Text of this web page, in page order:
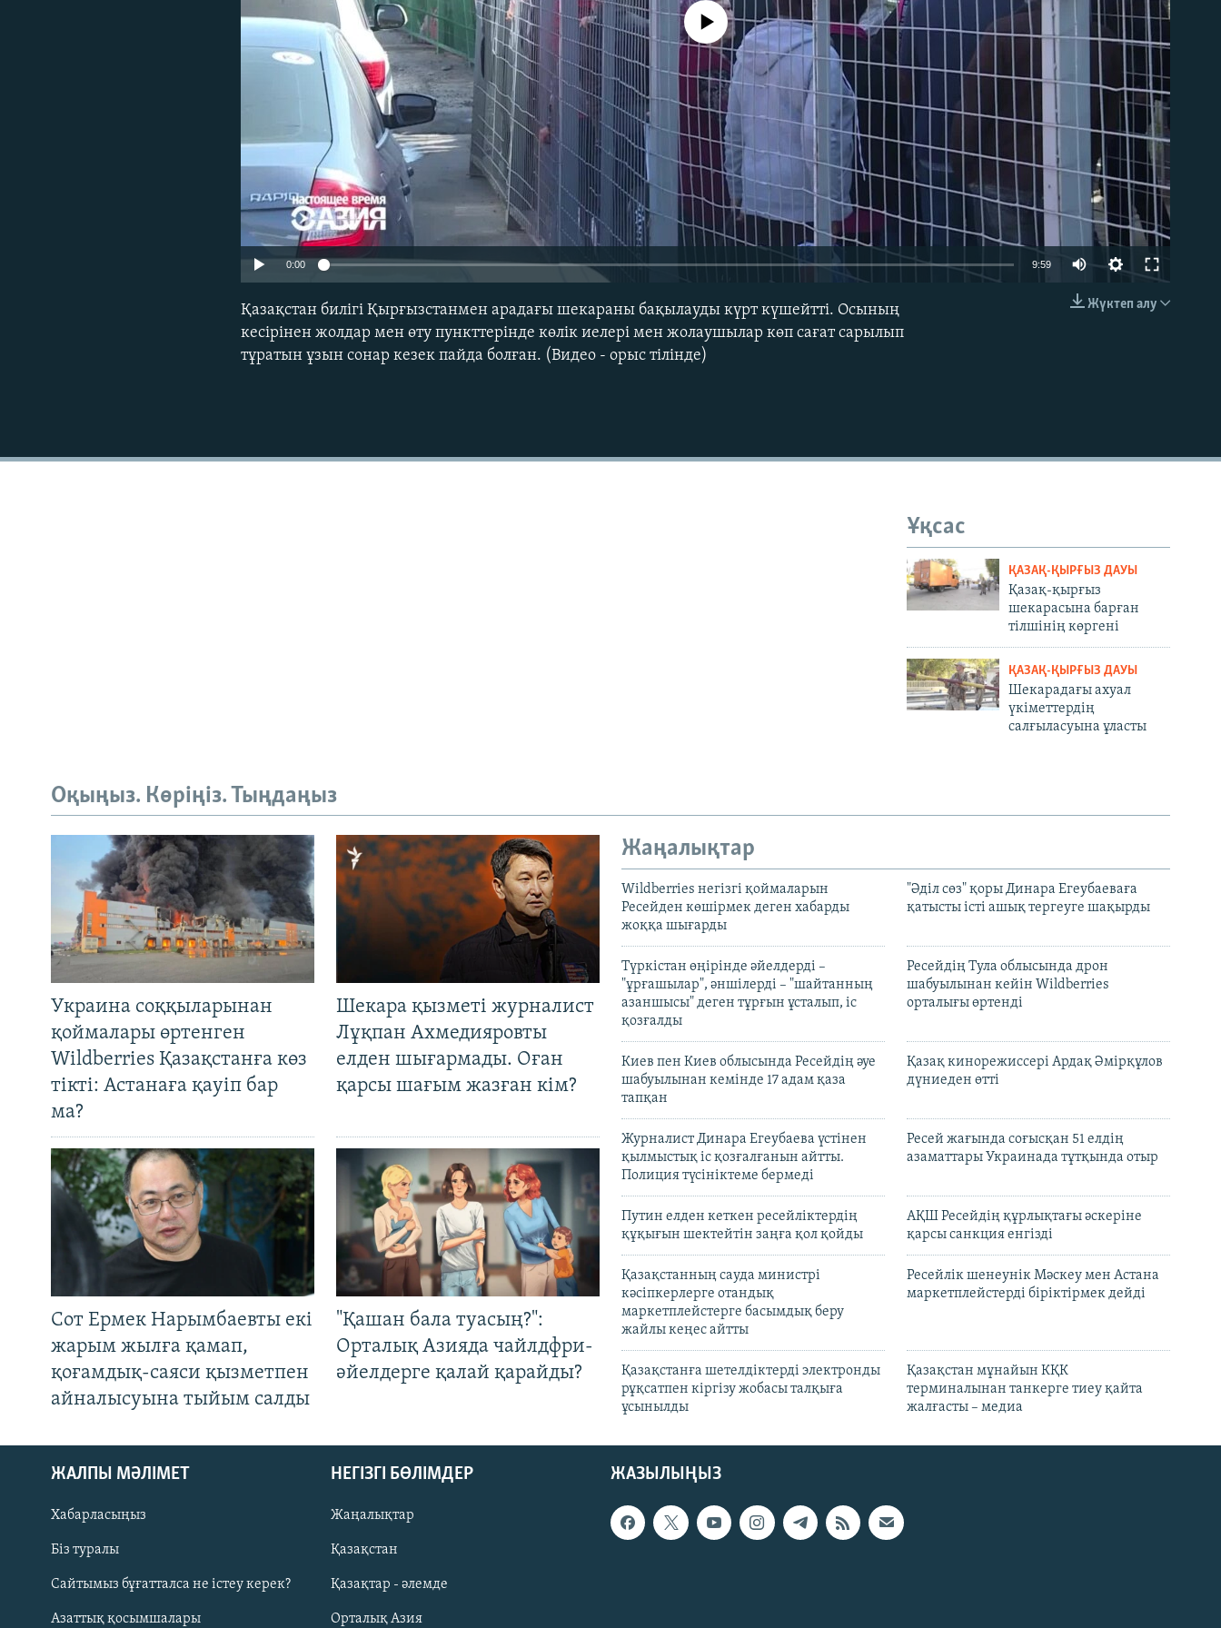
Русский
EMBED
No media source currently available
0:00 9:59
Жүктеп алу
Қазақстан билігі Қырғызстанмен арадағы шекараны бақылауды күрт күшейтті. Осының
кесірінен жолдар мен өту пункттерінде көлік иелері мен жолаушылар көп сағат сарылып
тұратын ұзын сонар кезек пайда болған. (Видео - орыс тілінде)
Ұқсас
ҚАЗАҚ-ҚЫРҒЫЗ ДАУЫ
Қазақ-қырғыз
шекарасына барған
тілшінің көргені
ҚАЗАҚ-ҚЫРҒЫЗ ДАУЫ
Шекарадағы ахуал
үкіметтердің
салғыласуына ұласты
Оқыңыз. Көріңіз. Тыңдаңыз
Украина соққыларынан
қоймалары өртенген
Wildberries Қазақстанға көз
тікті: Астанаға қауіп бар
ма?
Шекара қызметі журналист
Лұқпан Ахмедияровты
елден шығармады. Оған
қарсы шағым жазған кім?
Сот Ермек Нарымбаевты екі
жарым жылға қамап,
қоғамдық-саяси қызметпен
айналысуына тыйым салды
"Қашан бала туасың?":
Орталық Азияда чайлдфри-
әйелдерге қалай қарайды?
Жаңалықтар
Wildberries негізгі қоймаларын
Ресейден көшірмек деген хабарды
жоққа шығарды
"Әділ сөз" қоры Динара Егеубаеваға
қатысты істі ашық тергеуге шақырды
Түркістан өңірінде әйелдерді –
"ұрғашылар", әншілерді – "шайтанның
азаншысы" деген тұрғын ұсталып, іс
қозғалды
Ресейдің Тула облысында дрон
шабуылынан кейін Wildberries
орталығы өртенді
Киев пен Киев облысында Ресейдің әуе
шабуылынан кемінде 17 адам қаза
тапқан
Қазақ кинорежиссері Ардақ Әмірқұлов
дүниеден өтті
Журналист Динара Егеубаева үстінен
қылмыстық іс қозғалғанын айтты.
Полиция түсініктеме бермеді
Ресей жағында соғысқан 51 елдің
азаматтары Украинада тұтқында отыр
Путин елден кеткен ресейліктердің
құқығын шектейтін заңға қол қойды
АҚШ Ресейдің құрлықтағы әскеріне
қарсы санкция енгізді
Қазақстанның сауда министрі
кәсіпкерлерге отандық
маркетплейстерге басымдық беру
жайлы кеңес айтты
Ресейлік шенеунік Мәскеу мен Астана
маркетплейстерді біріктірмек дейді
Қазақстанға шетелдіктерді электронды
рұқсатпен кіргізу жобасы талқыға
ұсынылды
Қазақстан мұнайын КҚК
терминалынан танкерге тиеу қайта
жалғасты – медиа
ЖАЗЫЛЫҢЫЗ
ЖАЛПЫ МӘЛІМЕТ
Хабарласыңыз
Біз туралы
Сайтымыз бұғатталса не істеу керек?
Азаттық қосымшалары
НЕГІЗГІ БӨЛІМДЕР
Жаңалықтар
Қазақстан
Қазақтар - әлемде
Орталық Азия